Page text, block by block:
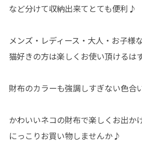
など分けて収納出来てとても便利♪
メンズ・レディース・大人・お子様
猫好きの方は楽しくお使い頂けるはず
財布のカラーも強調しすぎない色合
かわいいネコの財布で楽しくお出か
にっこりお買い物しませんか♪